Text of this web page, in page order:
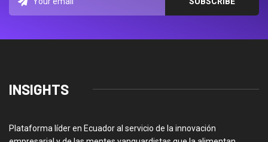
INSIGHTS
Plataforma líder en Ecuador al servicio de la innovación